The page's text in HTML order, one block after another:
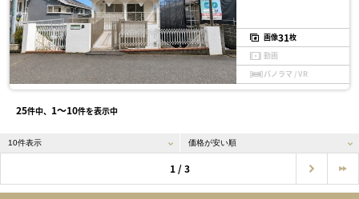
画像31枚
動画
パノラマ / VR
25件中、 1〜10件を表示中
1 / 3